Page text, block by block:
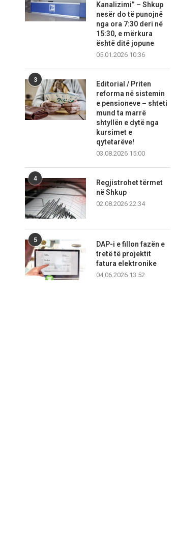
Kanalizimi” – Shkup
nesër do të punojnë
nga ora 7:30 deri në
15:30, e mërkura
është ditë jopune
05.01.2026 10:36
3
Editorial / Priten
reforma në sistemin
e pensioneve – shteti
mund ta marrë
shtyllën e dytë nga
kursimet e
qytetarëve!
03.08.2026 15:00
4
Regjistrohet tërmet
në Shkup
02.08.2026 22:34
5
DAP-i e fillon fazën e
tretë të projektit
fatura elektronike
04.06.2026 13:52